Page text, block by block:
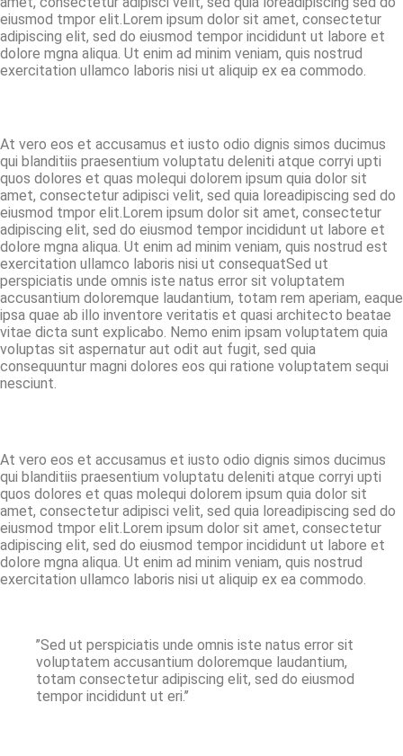
eiusmod tmpor elit.Lorem ipsum dolor sit amet, consectetur
adipiscing elit, sed do eiusmod tempor incididunt ut labore et
dolore mgna aliqua. Ut enim ad minim veniam, quis nostrud
exercitation ullamco laboris nisi ut aliquip ex ea commodo.
At vero eos et accusamus et iusto odio dignis simos ducimus
qui blanditiis praesentium voluptatu deleniti atque corryi upti
quos dolores et quas molequi dolorem ipsum quia dolor sit
amet, consectetur adipisci velit, sed quia loreadipiscing sed do
eiusmod tmpor elit.Lorem ipsum dolor sit amet, consectetur
adipiscing elit, sed do eiusmod tempor incididunt ut labore et
dolore mgna aliqua. Ut enim ad minim veniam, quis nostrud est
exercitation ullamco laboris nisi ut consequatSed ut
perspiciatis unde omnis iste natus error sit voluptatem
accusantium doloremque laudantium, totam rem aperiam, eaque
ipsa quae ab illo inventore veritatis et quasi architecto beatae
vitae dicta sunt explicabo. Nemo enim ipsam voluptatem quia
voluptas sit aspernatur aut odit aut fugit, sed quia
consequuntur magni dolores eos qui ratione voluptatem sequi
nesciunt.
At vero eos et accusamus et iusto odio dignis simos ducimus
qui blanditiis praesentium voluptatu deleniti atque corryi upti
quos dolores et quas molequi dolorem ipsum quia dolor sit
amet, consectetur adipisci velit, sed quia loreadipiscing sed do
eiusmod tmpor elit.Lorem ipsum dolor sit amet, consectetur
adipiscing elit, sed do eiusmod tempor incididunt ut labore et
dolore mgna aliqua. Ut enim ad minim veniam, quis nostrud
exercitation ullamco laboris nisi ut aliquip ex ea commodo.
’’Sed ut perspiciatis unde omnis iste natus error sit
voluptatem accusantium doloremque laudantium,
totam consectetur adipiscing elit, sed do eiusmod
tempor incididunt ut eri.’’